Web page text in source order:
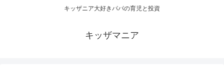
キッザニア大好きパパの育児と投資
キッザマニア